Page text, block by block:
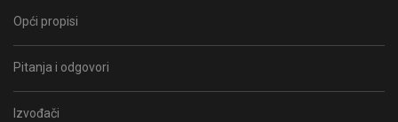
Opći propisi
Pitanja i odgovori
Izvođači